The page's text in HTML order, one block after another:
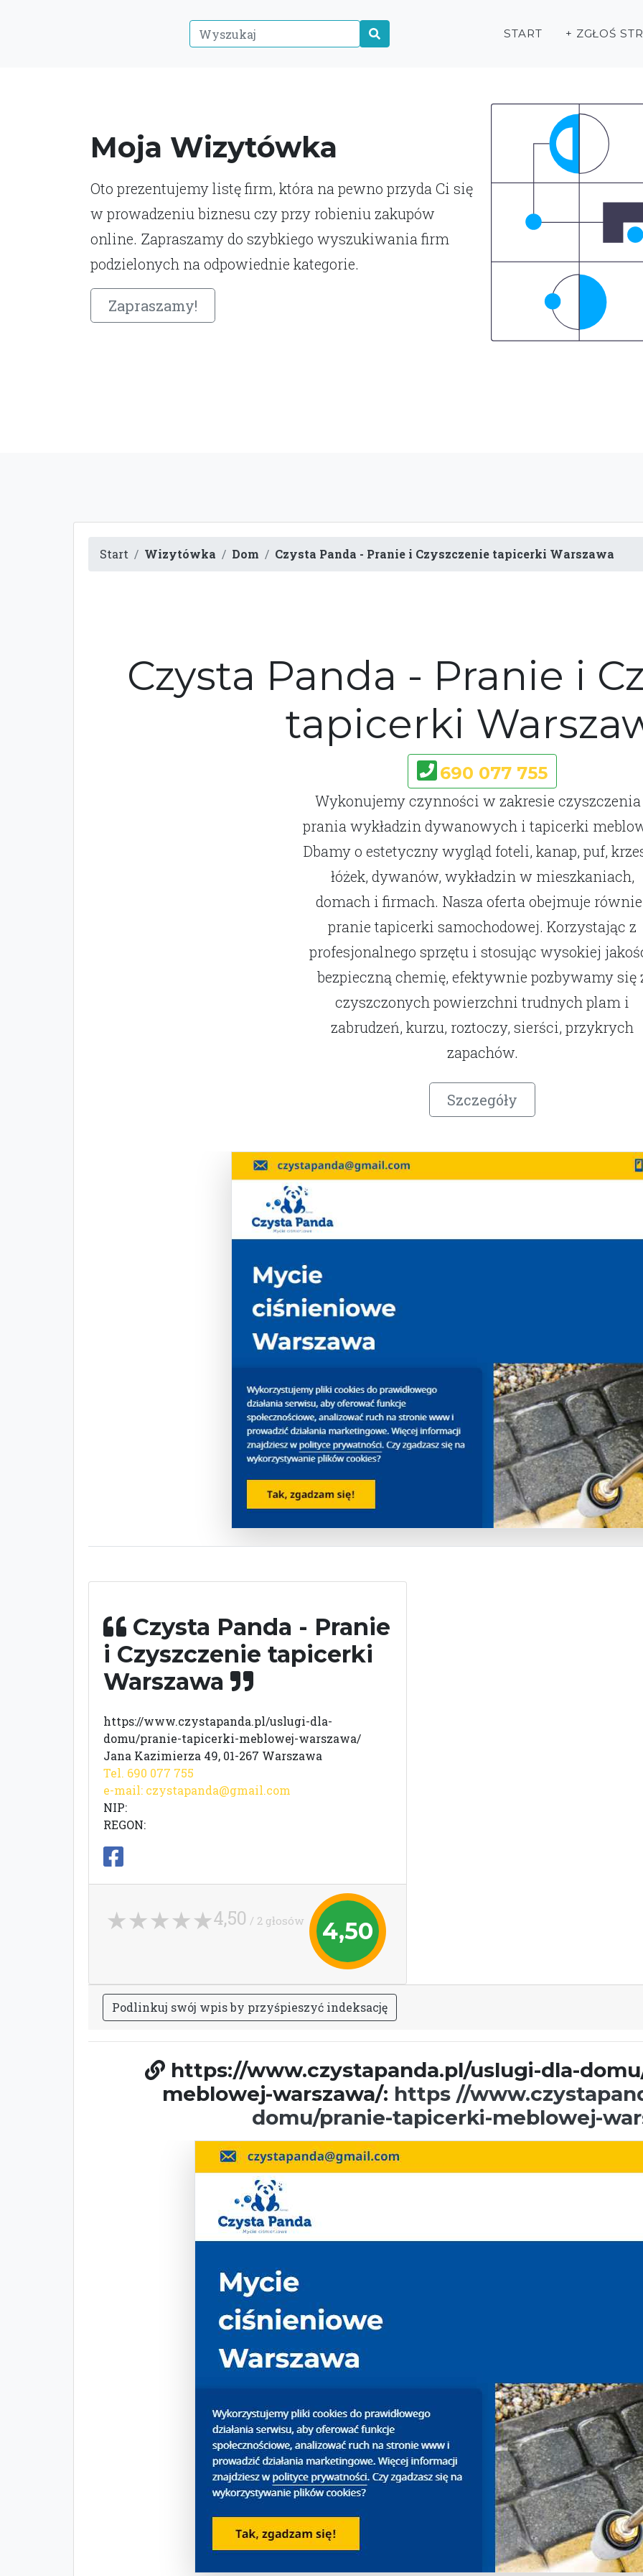
Moja Wizytówka
Oto prezentujemy listę firm, która na pewno przyda Ci się
w prowadzeniu biznesu czy przy robieniu zakupów
online. Zapraszamy do szybkiego wyszukiwania firm
podzielonych na odpowiednie kategorie.
Zapraszamy!
START + ZGŁOŚ
Start Wizytówka Dom Czysta Panda - Pranie i Czyszczenie tapicerki Warszawa
Czysta Panda - Pranie i
tapicerki
690 077 755
Wykonujemy czynności w zakresie
prania wykładzin dywanowych i tapicerki
Dbamy o estetyczny wygląd foteli, kanap, puf,
łóżek, dywanów, wykładzin w mieszkaniach,
domach i firmach. Nasza oferta obejmuje
pranie tapicerki samochodowej. Korzystając z
profesjonalnego sprzętu i stosując wysokiej
bezpieczną chemię, efektywnie pozbywamy się
czyszczonych powierzchni trudnych plam i
zabrudzeń, kurzu, roztoczy, sierści, przykrych
zapachów.
Szczegóły
Czysta Panda - Pranie
i Czyszczenie tapicerki
Warszawa
https://www.czystapanda.pl/uslugi-dla-
domu/pranie-tapicerki-meblowej-warszawa/
Jana Kazimierza 49, 01-267 Warszawa
Tel. 690 077 755
e-mail: czystapanda@gmail.com
NIP:
REGON:
4,50
4,50 / 2 głosów
Podlinkuj swój wpisby przyśpieszyć indeksację
https://www.czystapanda.pl/uslugi-dla-
meblowej-warszawa/: https //
domu/pranie-tapicerki-meblowej-